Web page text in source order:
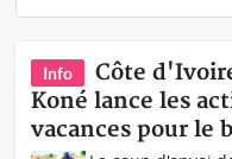
Info
Côte
Koné lance les
vacances pour le